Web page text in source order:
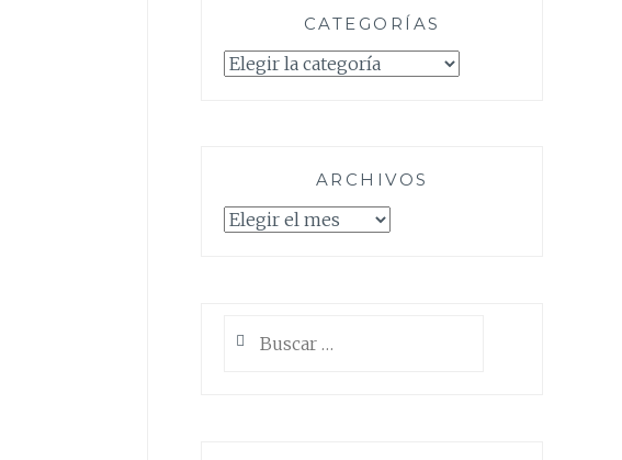
CATEGORÍAS
Categorías
ARCHIVOS
Archivos